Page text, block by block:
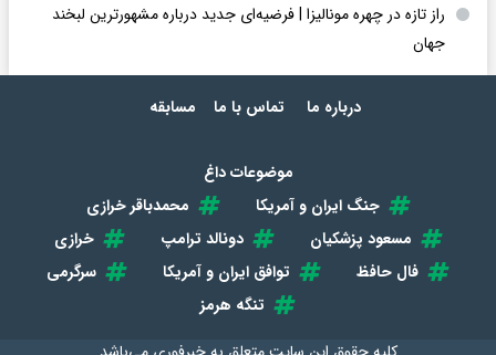
راز تازه در چهره مونالیزا | فرضیه‌ای جدید درباره مشهورترین لبخند
جهان
درباره ما تماس با ما مسابقه
موضوعات داغ
جنگ ایران و آمریکا
محمدباقر خرازی
مسعود پزشکیان
دونالد ترامپ
خرازی
فال حافظ
توافق ایران و آمریکا
سرگرمی
تنگه هرمز